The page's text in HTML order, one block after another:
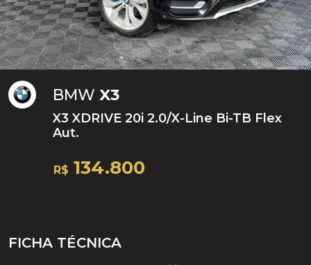
BMW X3
X3 XDRIVE 20i 2.0/X-Line Bi-TB Flex
Aut.
R$ 134.800
FICHA TÉCNICA